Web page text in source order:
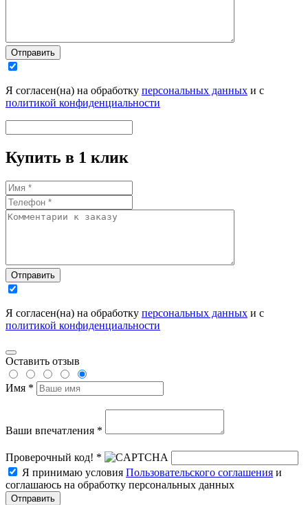
Отправить
Я согласен(на) на обработку персональных данных и с
политикой конфиденциальности
Купить в 1 клик
Отправить
Я согласен(на) на обработку персональных данных и с
политикой конфиденциальности
Оставить отзыв
Имя *
Ваши впечатления *
Проверочный код! *
Я принимаю условия Пользовательского соглашения и
соглашаюсь на обработку персональных данных
Отправить